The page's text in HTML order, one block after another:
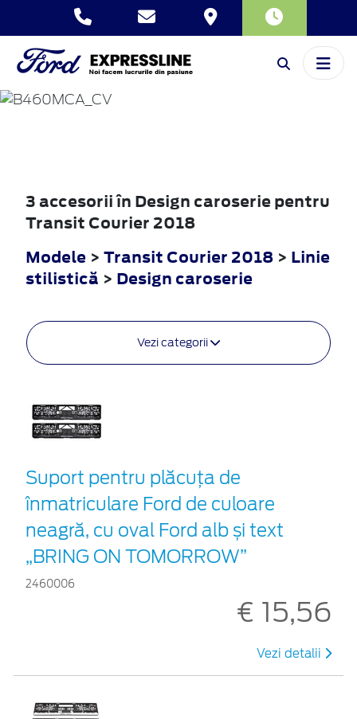
TRANSIT
COURIER
3 accesorii în Design caroserie pentru
Transit Courier 2018
Modele > Transit Courier 2018 > Linie
stilistică > Design caroserie
Vezi categorii
Suport pentru plăcuța de
înmatriculare Ford de culoare
neagră, cu oval Ford alb și text
„BRING ON TOMORROW”
2460006
€ 15,56
Vezi detalii